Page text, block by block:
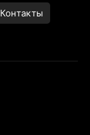
Контакты